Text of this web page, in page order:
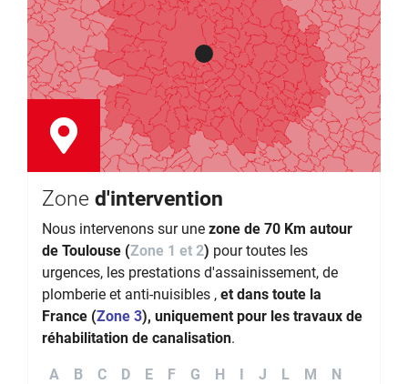
Zone d'intervention
Nous intervenons sur une zone de 70 Km autour
de Toulouse (Zone 1 et 2) pour toutes les
urgences, les prestations d'assainissement, de
plomberie et anti-nuisibles , et dans toute la
France (Zone 3), uniquement pour les travaux de
réhabilitation de canalisation.
A B C D E F G H I J L M
N